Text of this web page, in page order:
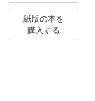
紙版の本を
購入する